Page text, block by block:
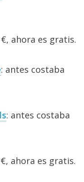
ahora es gratis.
: antes costaba
: antes costaba
ahora es gratis.